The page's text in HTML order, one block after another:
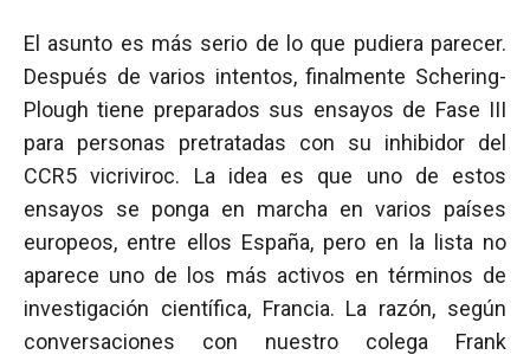
El asunto es más serio de lo que pudiera parecer.
Después de varios intentos, finalmente Schering-
Plough tiene preparados sus ensayos de Fase III
para personas pretratadas con su inhibidor del
CCR5 vicriviroc. La idea es que uno de estos
ensayos se ponga en marcha en varios países
europeos, entre ellos España, pero en la lista no
aparece uno de los más activos en términos de
investigación científica, Francia. La razón, según
conversaciones con nuestro colega Frank